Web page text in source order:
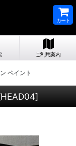
カート
ご利用案内
ペイント
HEAD04]